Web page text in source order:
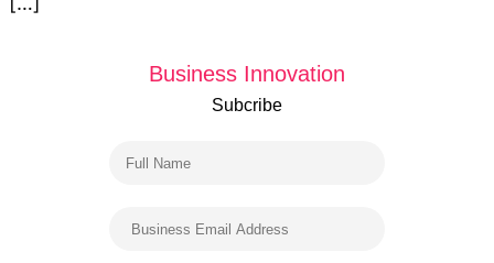
Business Innovation
Subcribe